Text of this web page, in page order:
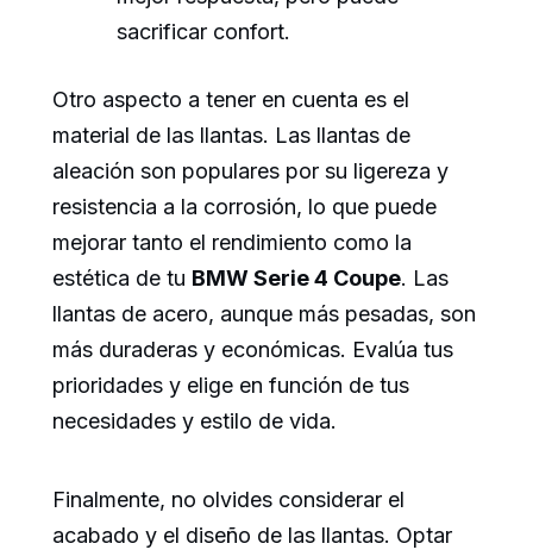
sacrificar confort.
Otro aspecto a tener en cuenta es el
material de las llantas. Las llantas de
aleación son populares por su ligereza y
resistencia a la corrosión, lo que puede
mejorar tanto el rendimiento como la
estética de tu BMW Serie 4 Coupe. Las
llantas de acero, aunque más pesadas, son
más duraderas y económicas. Evalúa tus
prioridades y elige en función de tus
necesidades y estilo de vida.
Finalmente, no olvides considerar el
acabado y el diseño de las llantas. Optar